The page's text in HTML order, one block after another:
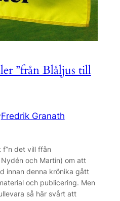
”från Blåljus till
Fredrik Granath
f”n det vill ffån
och Martin) om att
innan denna krönika gått
och publicering. Men
så här svårt att